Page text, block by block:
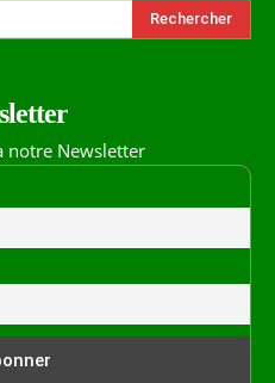
Rechercher
notre Newsletter